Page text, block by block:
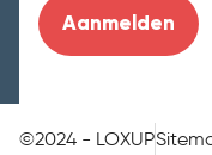
©2024 - LOXUP